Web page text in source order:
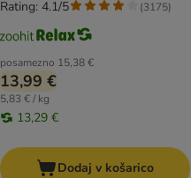
posamezno 15,38 €
13,99 €
5,83 € / kg
13,29 €
Rating: 4.1/5 (3175)
Dodaj v košarico